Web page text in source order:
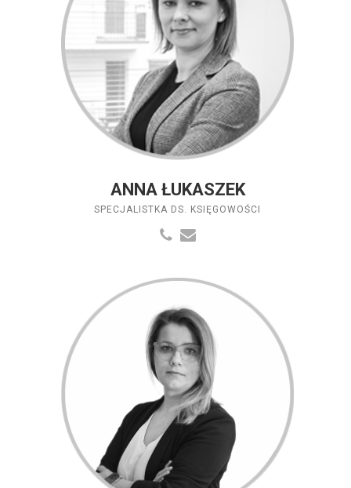
ANNA ŁUKASZEK
SPECJALISTKA DS. KSIĘGOWOŚCI